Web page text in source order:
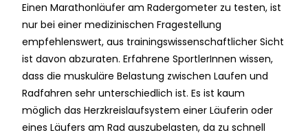
Einen Marathonläufer am Radergometer zu testen, ist
nur bei einer medizinischen Fragestellung
empfehlenswert, aus trainingswissenschaftlicher Sicht
ist davon abzuraten. Erfahrene SportlerInnen wissen,
dass die muskuläre Belastung zwischen Laufen und
Radfahren sehr unterschiedlich ist. Es ist kaum
möglich das Herzkreislaufsystem einer Läuferin oder
eines Läufers am Rad auszubelasten, da zu schnell